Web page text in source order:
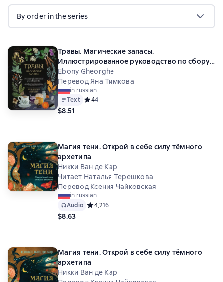
By order in the series
Травы. Магические запасы.
Иллюстрированное руководство по сбору
и заготовке волшебных растений, их
полезным свойствам и сезонным ритуалам
Ebony Gheorghe
Перевод Яна Тимкова
in russian
Text Средний рейтинг 4 на основе 4 оценок
44
$8.51
Магия тени. Открой в себе силу тёмного
архетипа
Никки Ван де Кар
Читает Наталья Терешкова
Перевод Ксения Чайковская
in russian
Audio Средний рейтинг 4,2 на основе 16 оценок
4,216
$8.63
Магия тени. Открой в себе силу тёмного
архетипа
Никки Ван де Кар